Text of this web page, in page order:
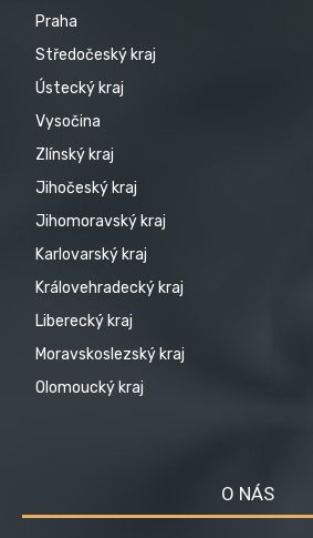
Praha
Středočeský kraj
Ústecký kraj
Vysočina
Zlínský kraj
Jihočeský kraj
Jihomoravský kraj
Karlovarský kraj
Královehradecký kraj
Liberecký kraj
Moravskoslezský kraj
Olomoucký kraj
O NÁS